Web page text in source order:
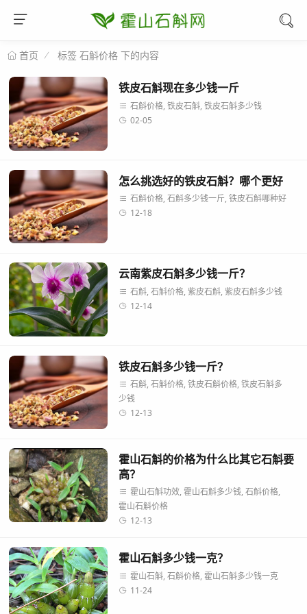
首页 标签 石斛价格 下的内容
铁皮石斛现在多少钱一斤
石斛价格, 铁皮石斛, 铁皮石斛多少钱
02-05
怎么挑选好的铁皮石斛？哪个更好
石斛价格, 石斛多少钱一斤, 铁皮石斛哪种好
12-18
云南紫皮石斛多少钱一斤？
石斛, 石斛价格, 紫皮石斛, 紫皮石斛多少钱
12-14
铁皮石斛多少钱一斤？
石斛, 石斛价格, 铁皮石斛价格, 铁皮石斛多
少钱
12-13
霍山石斛的价格为什么比其它石斛要
高？
霍山石斛功效, 霍山石斛多少钱, 石斛价格,
霍山石斛价格
12-13
霍山石斛多少钱一克？
霍山石斛, 石斛价格, 霍山石斛多少钱一克
11-24